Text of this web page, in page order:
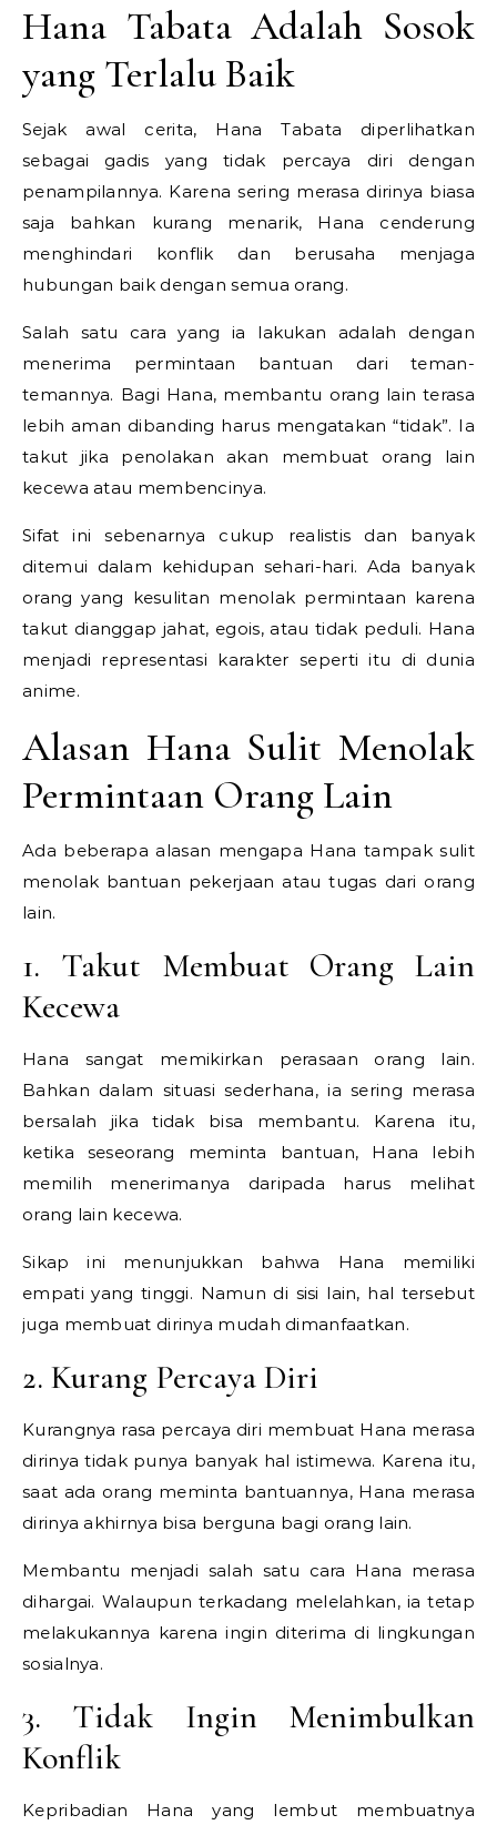
Hana Tabata Adalah Sosok
yang Terlalu Baik
Sejak awal cerita, Hana Tabata diperlihatkan
sebagai gadis yang tidak percaya diri dengan
penampilannya. Karena sering merasa dirinya biasa
saja bahkan kurang menarik, Hana cenderung
menghindari konflik dan berusaha menjaga
hubungan baik dengan semua orang.
Salah satu cara yang ia lakukan adalah dengan
menerima permintaan bantuan dari teman-
temannya. Bagi Hana, membantu orang lain terasa
lebih aman dibanding harus mengatakan “tidak”. Ia
takut jika penolakan akan membuat orang lain
kecewa atau membencinya.
Sifat ini sebenarnya cukup realistis dan banyak
ditemui dalam kehidupan sehari-hari. Ada banyak
orang yang kesulitan menolak permintaan karena
takut dianggap jahat, egois, atau tidak peduli. Hana
menjadi representasi karakter seperti itu di dunia
anime.
Alasan Hana Sulit Menolak
Permintaan Orang Lain
Ada beberapa alasan mengapa Hana tampak sulit
menolak bantuan pekerjaan atau tugas dari orang
lain.
1. Takut Membuat Orang Lain
Kecewa
Hana sangat memikirkan perasaan orang lain.
Bahkan dalam situasi sederhana, ia sering merasa
bersalah jika tidak bisa membantu. Karena itu,
ketika seseorang meminta bantuan, Hana lebih
memilih menerimanya daripada harus melihat
orang lain kecewa.
Sikap ini menunjukkan bahwa Hana memiliki
empati yang tinggi. Namun di sisi lain, hal tersebut
juga membuat dirinya mudah dimanfaatkan.
2. Kurang Percaya Diri
Kurangnya rasa percaya diri membuat Hana merasa
dirinya tidak punya banyak hal istimewa. Karena itu,
saat ada orang meminta bantuannya, Hana merasa
dirinya akhirnya bisa berguna bagi orang lain.
Membantu menjadi salah satu cara Hana merasa
dihargai. Walaupun terkadang melelahkan, ia tetap
melakukannya karena ingin diterima di lingkungan
sosialnya.
3. Tidak Ingin Menimbulkan
Konflik
Kepribadian Hana yang lembut membuatnya